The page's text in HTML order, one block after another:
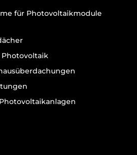
für Photovoltaikmodule
Photovoltaik